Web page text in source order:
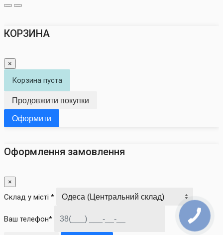
КОРЗИНА
×
Корзина пуста
Продовжити покупки
Оформити
Оформлення замовлення
×
Склад у місті *
Ваш телефон*